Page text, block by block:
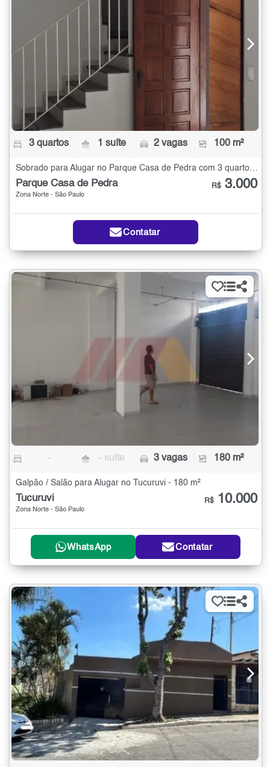
3 quartos 1 suíte 2 vagas 100 m²
Sobrado para Alugar no Parque Casa de Pedra com 3 quartos - 100 m²
Parque Casa de Pedra
Zona Norte - São Paulo
R$ 3.000
Contatar
- - suíte 3 vagas 180 m²
Galpão / Salão para Alugar no Tucuruvi - 180 m²
Tucuruvi
Zona Norte - São Paulo
R$ 10.000
WhatsApp Contatar